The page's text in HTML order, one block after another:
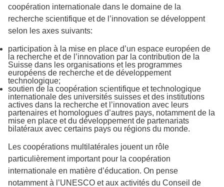
coopération internationale dans le domaine de la
recherche scientifique et de l’innovation se développent
selon les axes suivants:
participation à la mise en place d’un espace européen de
la recherche et de l’innovation par la contribution de la
Suisse dans les organisations et les programmes
européens de recherche et de développement
technologique;
soutien de la coopération scientifique et technologique
internationale des universités suisses et des institutions
actives dans la recherche et l’innovation avec leurs
partenaires et homologues d’autres pays, notamment de la
mise en place et du développement de partenariats
bilatéraux avec certains pays ou régions du monde.
Les coopérations multilatérales jouent un rôle
particulièrement important pour la coopération
internationale en matière d’éducation. On pense
notamment à l’UNESCO et aux activités du Conseil de